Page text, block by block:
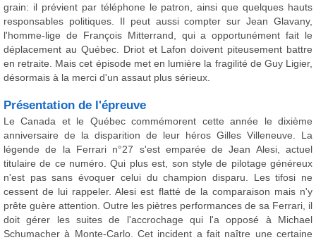
grain: il prévient par téléphone le patron, ainsi que quelques hauts
responsables politiques. Il peut aussi compter sur Jean Glavany,
l'homme-lige de François Mitterrand, qui a opportunément fait le
déplacement au Québec. Driot et Lafon doivent piteusement battre
en retraite. Mais cet épisode met en lumière la fragilité de Guy Ligier,
désormais à la merci d'un assaut plus sérieux.
Présentation de l'épreuve
Le Canada et le Québec commémorent cette année le dixième
anniversaire de la disparition de leur héros Gilles Villeneuve. La
légende de la Ferrari n°27 s'est emparée de Jean Alesi, actuel
titulaire de ce numéro. Qui plus est, son style de pilotage généreux
n'est pas sans évoquer celui du champion disparu. Les tifosi ne
cessent de lui rappeler. Alesi est flatté de la comparaison mais n'y
prête guère attention. Outre les piètres performances de sa Ferrari, il
doit gérer les suites de l'accrochage qui l'a opposé à Michael
Schumacher à Monte-Carlo. Cet incident a fait naître une certaine